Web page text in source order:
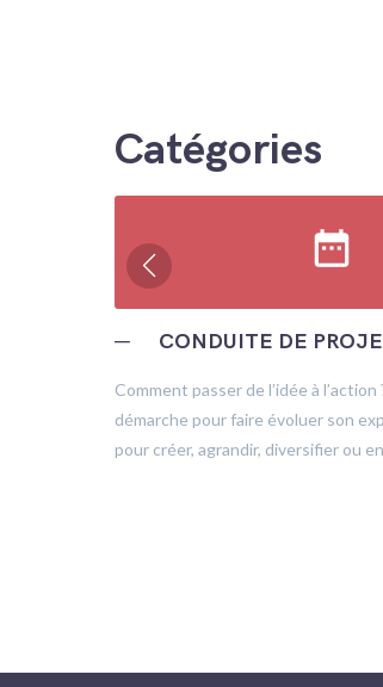
Catégories
date_range
─ CONDUITE DE
Comment passer de l’idée à
démarche pour faire évoluer son
pour créer, agrandir, diversifier ou